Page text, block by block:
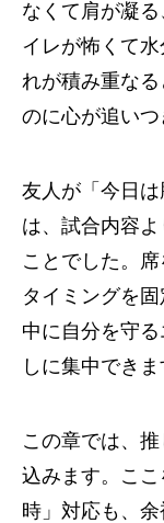
なくて肩が凝
イレが怖くて
れが積み重な
のに心が追いつ
友人が「今日
は、試合内容
ことでした。
タイミングを
中に自分を守
しに集中できま
この章では、
込みます。こ
時」対応も、